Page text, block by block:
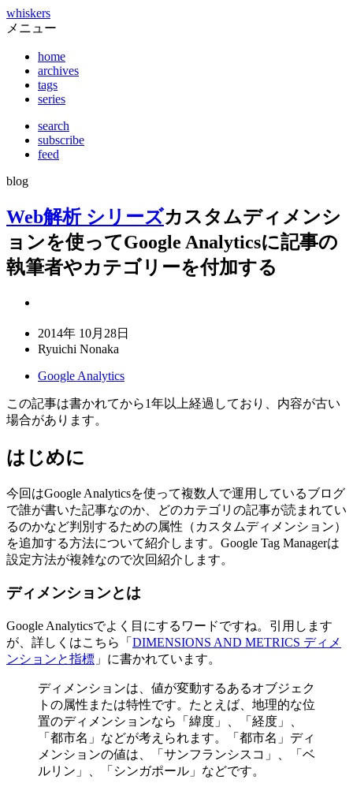
whiskers
メニュー
home
archives
tags
series
search
subscribe
feed
blog
Web解析 シリーズカスタムディメンシ
ョンを使ってGoogle Analyticsに記事の
執筆者やカテゴリーを付加する
2014年 10月28日
Ryuichi Nonaka
Google Analytics
この記事は書かれてから1年以上経過しており、内容が古い
場合があります。
はじめに
今回はGoogle Analyticsを使って複数人で運用しているブログ
で誰が書いた記事なのか、どのカテゴリの記事が読まれてい
るのかなど判別するための属性（カスタムディメンション）
を追加する方法について紹介します。Google Tag Managerは
設定方法が複雑なので次回紹介します。
ディメンションとは
Google Analyticsでよく目にするワードですね。引用します
が、詳しくはこちら「 DIMENSIONS AND METRICS ディメ
ンションと指標 」に書かれています。
ディメンションは、値が変動するあるオブジェク
トの属性または特性です。たとえば、地理的な位
置のディメンションなら「緯度」、「経度」、
「都市名」などが考えられます。「都市名」ディ
メンションの値は、「サンフランシスコ」、「ベ
ルリン」、「シンガポール」などです。